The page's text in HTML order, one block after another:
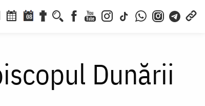
08
Dunării